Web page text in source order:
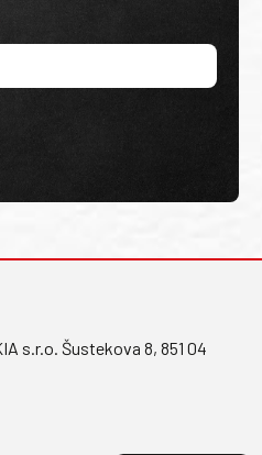
s.r.o. Šustekova 8, 851 04